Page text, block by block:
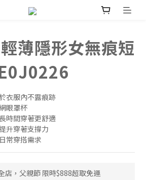
薄隱形女無痕短
衣服內不露痕跡
眼罩杯
時間穿著更舒適
升穿著支撐力
常穿搭需求
店，父親節 限時$888超取免運